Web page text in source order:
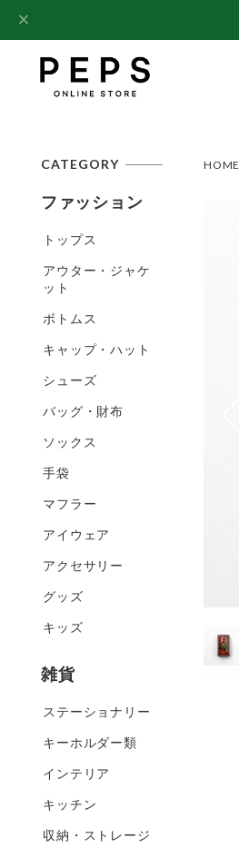
HOME
CATEGORY
ファッション
トップス
アウター・ジャケ
ット
ボトムス
キャップ・ハット
シューズ
バッグ・財布
ソックス
手袋
マフラー
アイウェア
アクセサリー
グッズ
キッズ
雑貨
ステーショナリー
キーホルダー類
インテリア
キッチン
収納・ストレージ